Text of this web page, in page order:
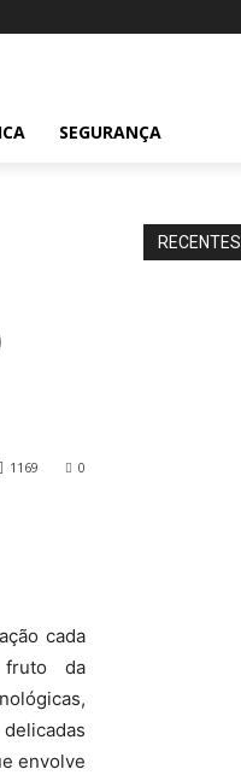
SEGURANÇA
0
1169
cada
fruto da
envolve
RECENTES